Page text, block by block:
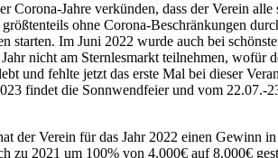
Corona-Jahre verkünden, dass der Verein
ohne Corona-Beschränkungen
starten. Im Juni 2022 wurde auch bei
nicht am Sternlesmarkt teilnehmen,
und fehlte jetzt das erste Mal bei dieser
findet die Sonnwendfeier und vom
der Verein für das Jahr 2022 einen Gewinn
zu 2021 um 100% von 4.000€ auf 8.000€